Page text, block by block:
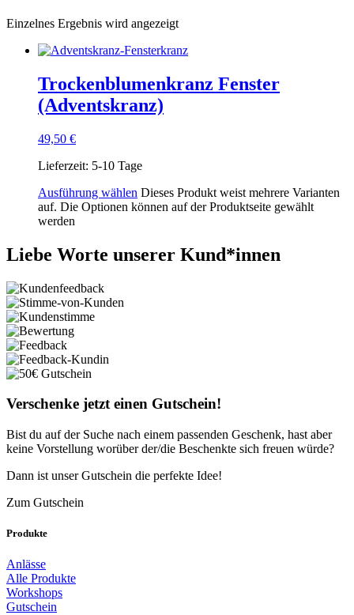
Einzelnes Ergebnis wird angezeigt
Trockenblumenkranz Fenster
(Adventskranz)
49,50 €
Lieferzeit: 5-10 Tage
Ausführung wählen Dieses Produkt weist mehrere Varianten
auf. Die Optionen können auf der Produktseite gewählt
werden
Liebe Worte unserer Kund*innen
Verschenke jetzt einen Gutschein!
Bist du auf der Suche nach einem passenden Geschenk, hast aber
keine Vorstellung worüber der/die Beschenkte sich freuen würde?
Dann ist unser Gutschein die perfekte Idee!
Zum Gutschein
Produkte
Anlässe
Alle Produkte
Workshops
Gutschein